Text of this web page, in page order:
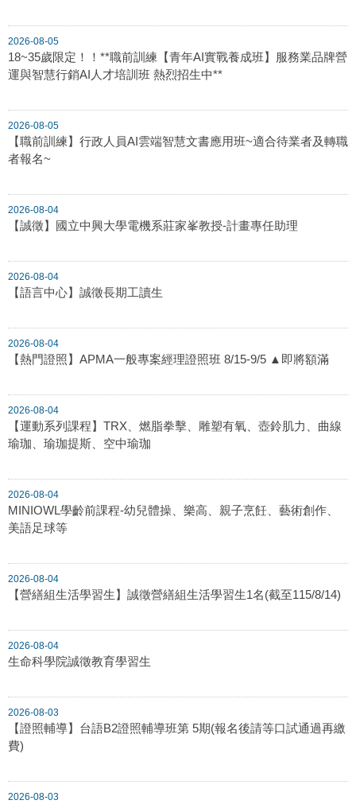
2026-08-05
18~35歲限定！！**職前訓練【青年AI實戰養成班】服務業品牌營
運與智慧行銷AI人才培訓班 熱烈招生中**
2026-08-05
【職前訓練】行政人員AI雲端智慧文書應用班~適合待業者及轉職
者報名~
2026-08-04
【誠徵】國立中興大學電機系莊家峯教授-計畫專任助理
2026-08-04
【語言中心】誠徵長期工讀生
2026-08-04
【熱門證照】APMA一般專案經理證照班 8/15-9/5 ▲即將額滿
2026-08-04
【運動系列課程】TRX、燃脂拳擊、雕塑有氧、壺鈴肌力、曲線
瑜珈、瑜珈提斯、空中瑜珈
2026-08-04
MINIOWL學齡前課程-幼兒體操、樂高、親子烹飪、藝術創作、
美語足球等
2026-08-04
【營繕組生活學習生】誠徵營繕組生活學習生1名(截至115/8/14)
2026-08-04
生命科學院誠徵教育學習生
2026-08-03
【證照輔導】台語B2證照輔導班第 5期(報名後請等口試通過再繳
費)
2026-08-03